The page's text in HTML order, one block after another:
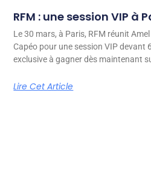
RFM : une session VIP à
Le 30 mars, à Paris, RFM réunit
Capéo pour une session VIP devant
exclusive à gagner dès maintenant
Lire Cet Article